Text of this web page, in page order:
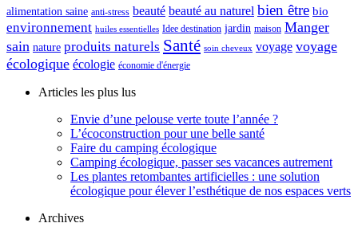
alimentation saine anti-stress beauté beauté au naturel bien être bio
environnement huiles essentielles Idee destination jardin maison Manger
sain nature produits naturels Santé soin cheveux voyage voyage
écologique écologie économie d'énergie
Articles les plus lus
Envie d’une pelouse verte toute l’année ?
L’écoconstruction pour une belle santé
Faire du camping écologique
Camping écologique, passer ses vacances autrement
Les plantes retombantes artificielles : une solution
écologique pour élever l’esthétique de nos espaces verts
Archives